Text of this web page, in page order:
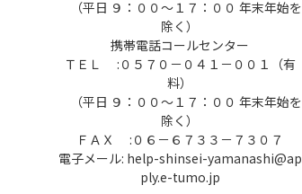
（平日 ９：００～１７：００ 年末年始を
除く）
携帯電話コールセンター
ＴＥＬ :０５７０－０４１－００１（有
料）
（平日 ９：００～１７：００ 年末年始を
除く）
ＦＡＸ :０６－６７３３－７３０７
電子メール: help-shinsei-yamanashi@ap
ply.e-tumo.jp